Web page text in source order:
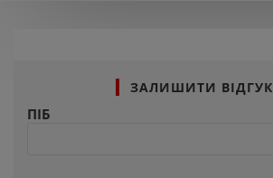
ЗАЛИШИТИ ВІДГУК
ПІБ